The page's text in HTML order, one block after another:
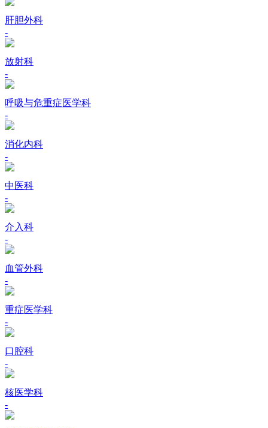
肝胆外科
-
放射科
-
呼吸与危重症医学科
-
消化内科
-
中医科
-
介入科
-
血管外科
-
重症医学科
-
口腔科
-
核医学科
-